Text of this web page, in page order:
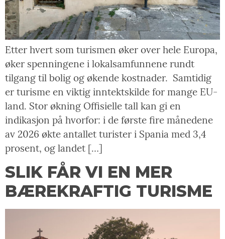
Etter hvert som turismen øker over hele Europa,
øker spenningene i lokalsamfunnene rundt
tilgang til bolig og økende kostnader. Samtidig
er turisme en viktig inntektskilde for mange EU-
land. Stor økning Offisielle tall kan gi en
indikasjon på hvorfor: i de første fire månedene
av 2026 økte antallet turister i Spania med 3,4
prosent, og landet […]
SLIK FÅR VI EN MER
BÆREKRAFTIG TURISME